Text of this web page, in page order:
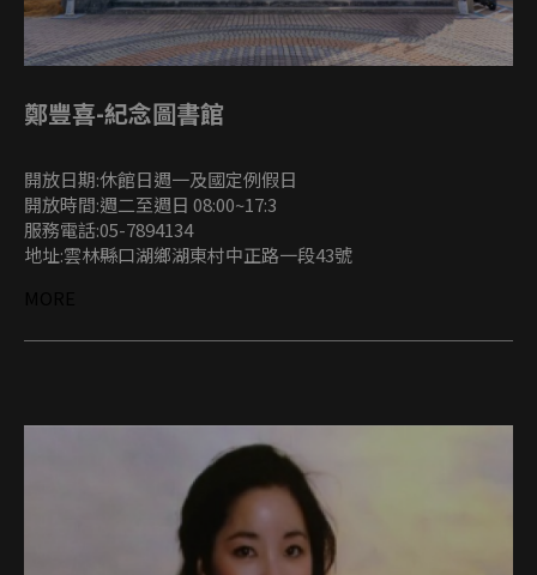
鄭豐喜-紀念圖書館
開放日期:休館日週一及國定例假日
開放時間:週二至週日 08:00~17:3
服務電話:05-7894134
地址:雲林縣口湖鄉湖東村中正路一段43號